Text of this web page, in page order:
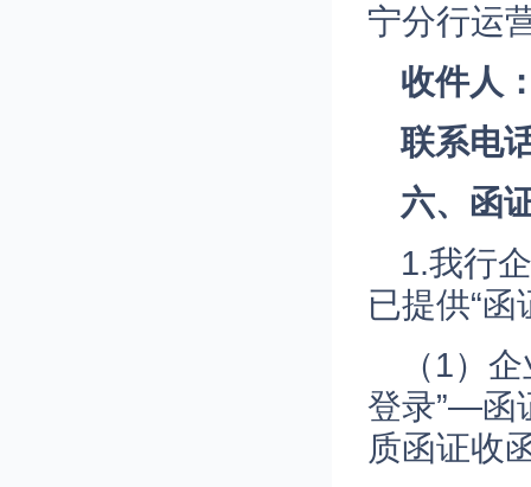
宁分行运
收件人
联系电
六、 函
1.我行
已提供“
（1）
登录”—函
质函证收